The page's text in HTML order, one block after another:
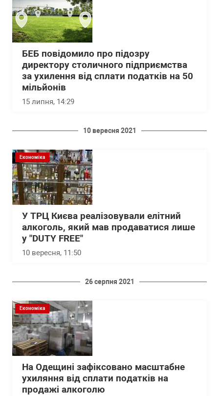
БЕБ повідомило про підозру
директору столичного підприємства
за ухилення від сплати податків на 50
мільйонів
15 липня, 14:29
10 вересня 2021
Економіка
У ТРЦ Києва реалізовували елітний
алкоголь, який мав продаватися лише
у "DUTY FREE"
10 вересня, 11:50
26 серпня 2021
Економіка
На Одещині зафіксовано масштабне
ухиляння від сплати податків на
продажі алкоголю